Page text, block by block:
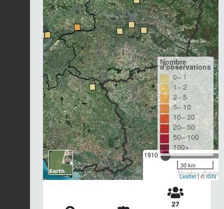
1910
Nombre
Nombre
d'observations
0– 1
1– 2
2– 5
5– 10
10– 20
20– 50
50– 100
100+
30 km
Leaflet| ©IGN
27